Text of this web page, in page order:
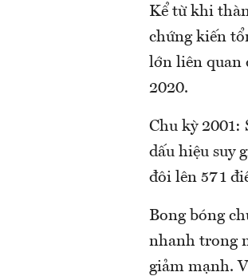
Kể từ khi
chứng kiến
lớn liên quan
2020.
Chu kỳ 2001:
dấu hiệu suy
đôi lên 571
Bong bóng
nhanh trong
giảm mạnh.